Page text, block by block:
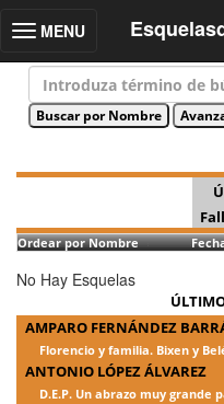
Toggle
MENU
Ordear por Nombre
No Hay Esquelas
AMPARO FERNÁNDEZ
Florencio y familia. Bixen y
ANTONIO LÓPEZ ÁLVAREZ
D.E.P. Un abrazo muy grande